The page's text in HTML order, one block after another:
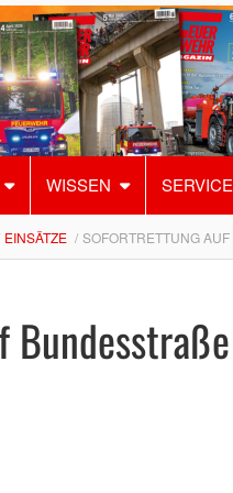
WISSEN SERVICE
EINSÄTZE SOFORTRETTUNG AUF